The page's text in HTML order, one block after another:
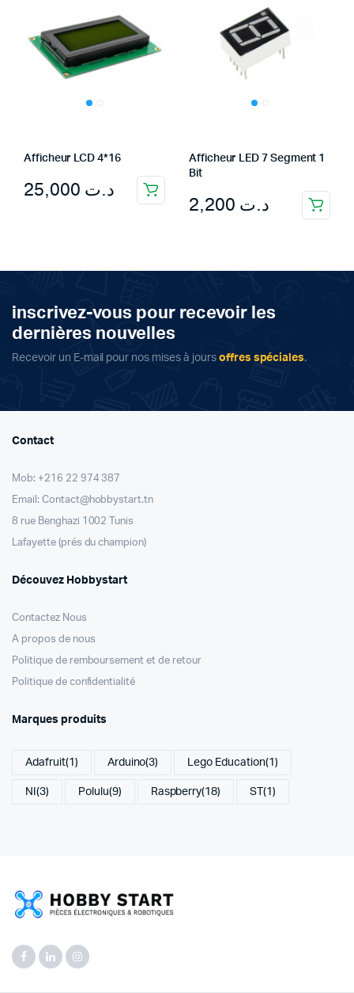
Afficheur LCD 4*16
د.ت
Afficheur LED 7 Segment 1
Bit
د.ت
inscrivez-vous pour recevoir les
dernières nouvelles
Recevoir un E-mail pour nos mises à jours offres spéciales.
Contact
Mob: +216 22 974 387
Email: Contact@hobbystart.tn
8 rue Benghazi 1002 Tunis
Lafayette (prés du champion)
Découvez Hobbystart
Contactez Nous
A propos de nous
Politique de remboursement et de retour
Politique de confidentialité
Marques produits
Adafruit(1) Arduino(3) Lego Education(1)
NI (3) Polulu(9) Raspberry(18) ST(1)